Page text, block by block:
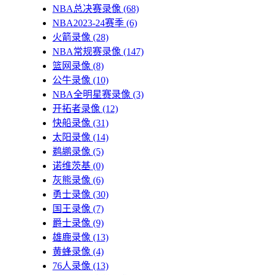
NBA总决赛录像 (68)
NBA2023-24赛季 (6)
火箭录像 (28)
NBA常规赛录像 (147)
篮网录像 (8)
公牛录像 (10)
NBA全明星赛录像 (3)
开拓者录像 (12)
快船录像 (31)
太阳录像 (14)
鹈鹕录像 (5)
诺维茨基 (0)
灰熊录像 (6)
勇士录像 (30)
国王录像 (7)
爵士录像 (9)
雄鹿录像 (13)
黄蜂录像 (4)
76人录像 (13)